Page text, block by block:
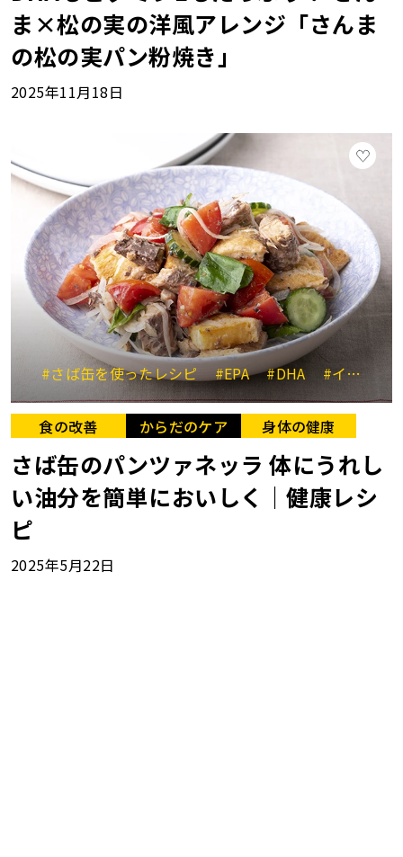
ま×松の実の洋風アレンジ「さんま
の松の実パン粉焼き」
2025年11月18日
#さば缶を使ったレシピ #EPA #DHA #イタリア料理
食の改善 からだのケア 身体の健康
さば缶のパンツァネッラ 体にうれし
い油分を簡単においしく｜健康レシ
ピ
2025年5月22日